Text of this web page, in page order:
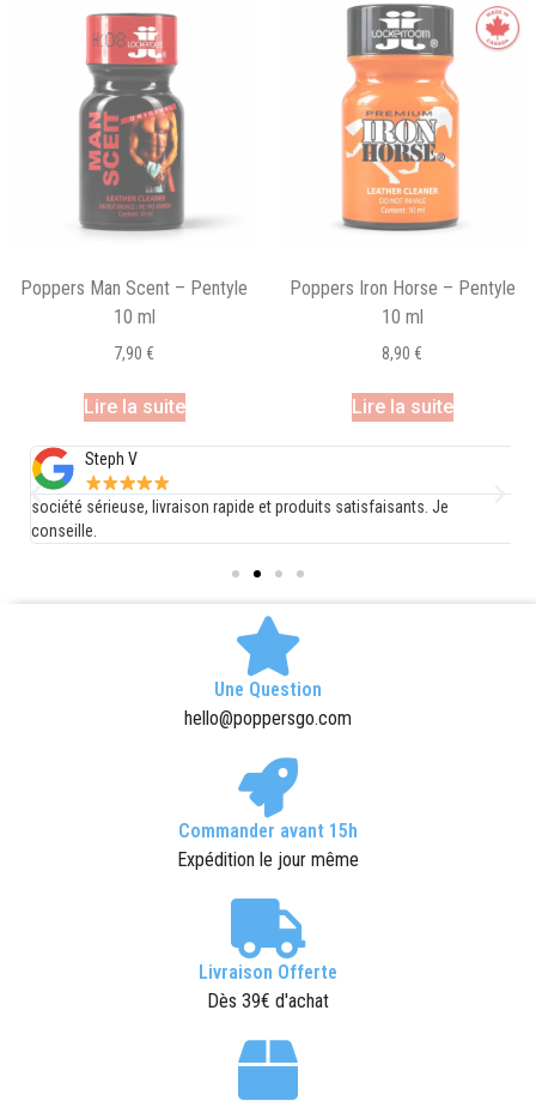
Poppers Man Scent – Pentyle
10 ml
7,90 €
Lire la suite
Poppers Iron Horse – Pentyle
10 ml
8,90 €
Lire la suite
Steph V
société sérieuse, livraison rapide et produits satisfaisants. Je
conseille.
Une Question
hello@poppersgo.com
Commander avant 15h
Expédition le jour même
Livraison Offerte
Dès 39€ d'achat